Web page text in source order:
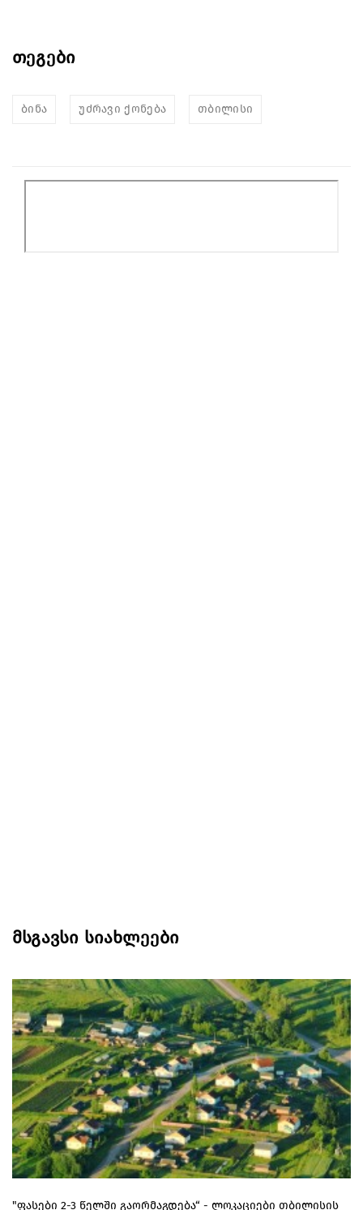
თეგები
ბინა უძრავი ქონება თბილისი
მსგავსი სიახლეები
"ფასები 2-3 წელში გაორმაგდება“ - ლოკაციები თბილისის